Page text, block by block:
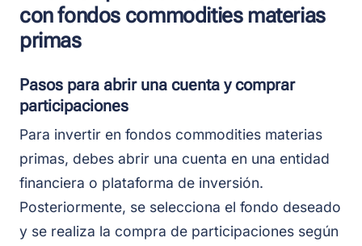
con fondos commodities materias
primas
Pasos para abrir una cuenta y comprar
participaciones
Para invertir en fondos commodities materias
primas, debes abrir una cuenta en una entidad
financiera o plataforma de inversión.
Posteriormente, se selecciona el fondo deseado
y se realiza la compra de participaciones según